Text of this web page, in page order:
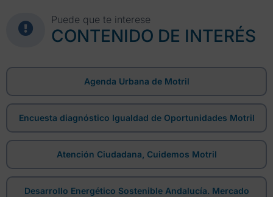
Puede que te interese
CONTENIDO DE INTERÉS
Agenda Urbana de Motril
Encuesta diagnóstico Igualdad de Oportunidades Motril
Atención Ciudadana, Cuidemos Motril
Desarrollo Energético Sostenible Andalucía. Mercado